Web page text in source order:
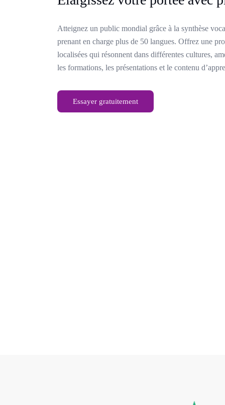
Atteignez un public mondial grâce à la synthèse
prenant en charge plus de 50 langues. Offrez une
localisées qui résonnent dans différentes cultures,
les formations, les présentations et le contenu
Essayer gratuitement